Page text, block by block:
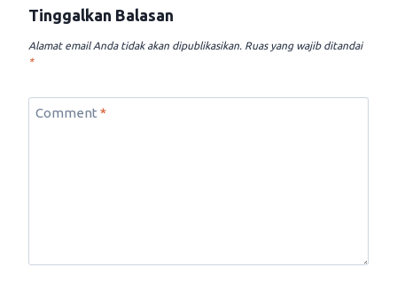
Tinggalkan Balasan
Alamat email Anda tidak akan dipublikasikan. Ruas yang wajib ditandai
*
Comment*